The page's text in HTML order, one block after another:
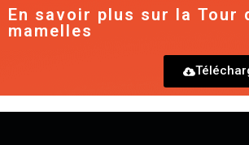
En savoir plus sur la Tour
mamelles